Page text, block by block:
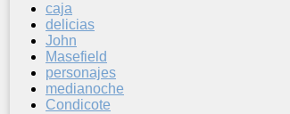
caja
delicias
John
Masefield
personajes
medianoche
Condicote